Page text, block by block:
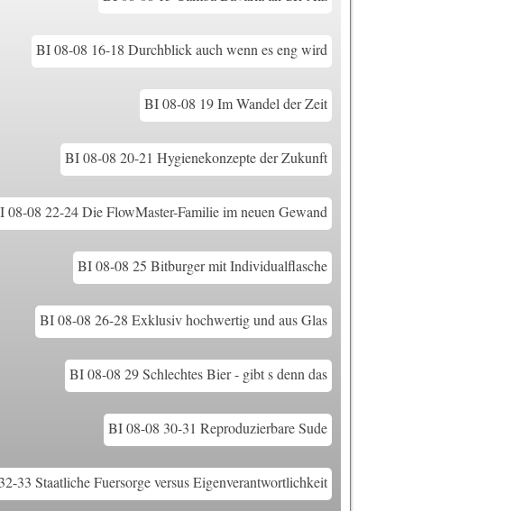
BI 08-08 16-18 Durchblick auch wenn es eng wird
BI 08-08 19 Im Wandel der Zeit
BI 08-08 20-21 Hygienekonzepte der Zukunft
08-08 22-24 Die FlowMaster-Familie im neuen Gewand
BI 08-08 25 Bitburger mit Individualflasche
BI 08-08 26-28 Exklusiv hochwertig und aus Glas
BI 08-08 29 Schlechtes Bier - gibt s denn das
BI 08-08 30-31 Reproduzierbare Sude
33 Staatliche Fuersorge versus Eigenverantwortlichkeit